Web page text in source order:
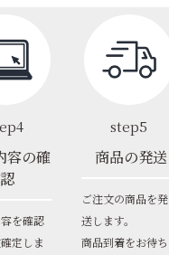
容の確
認
を確認
定しま
step5
商品の発送
ご注文の商品を発
送します。
商品到着をお待ち